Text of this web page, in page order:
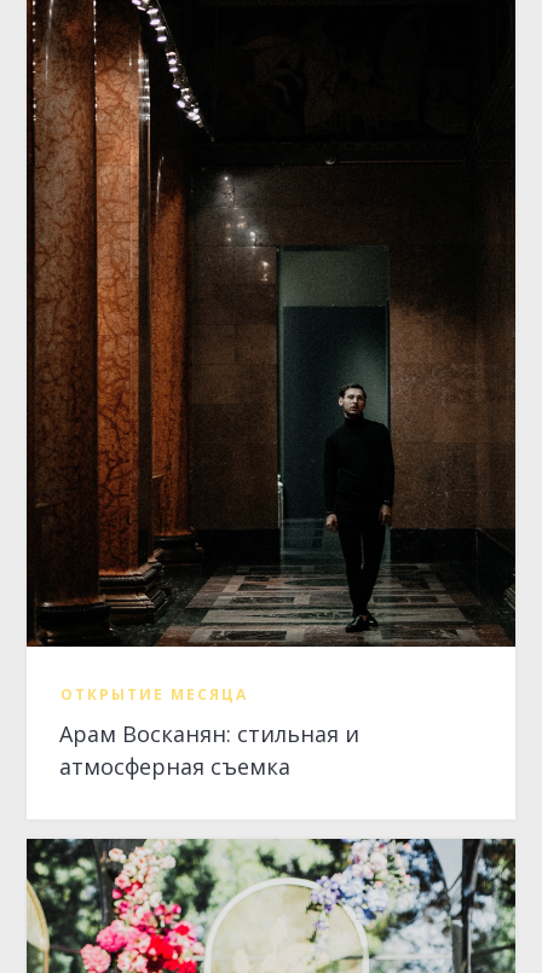
ОТКРЫТИЕ МЕСЯЦА
Арам Восканян: стильная и
атмосферная съемка